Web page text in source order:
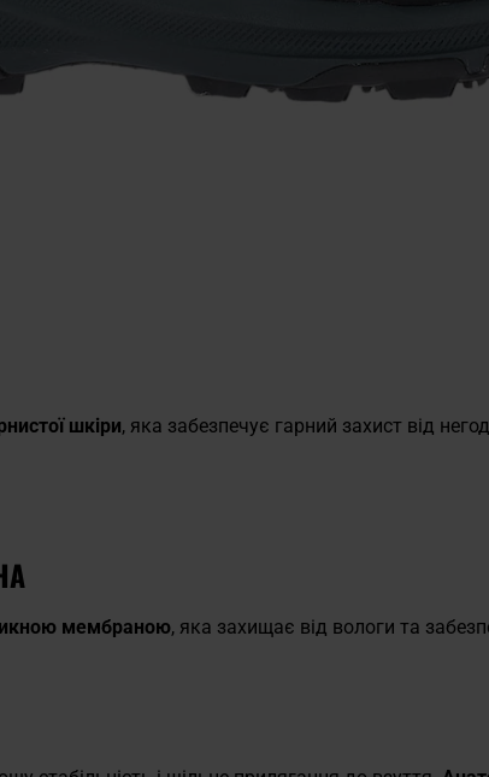
шкіри, яка забезпечує гарний захист від
мембраною, яка захищає від вологи та